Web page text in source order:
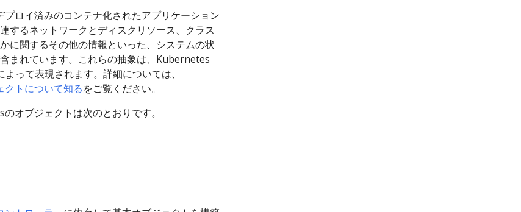
ロイ済みのコンテナ化されたアプリケーション
するネットワークとディスクリソース、クラス
に関するその他の情報といった、システムの状
まれています。これらの抽象は、Kubernetes
って表現されます。詳細については、
トについて知るをご覧ください。
オブジェクトは次のとおりです。